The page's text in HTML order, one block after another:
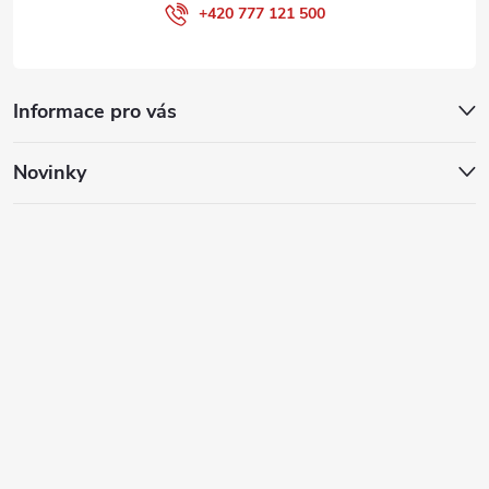
Informace pro vás
Novinky
+420 777 121 500